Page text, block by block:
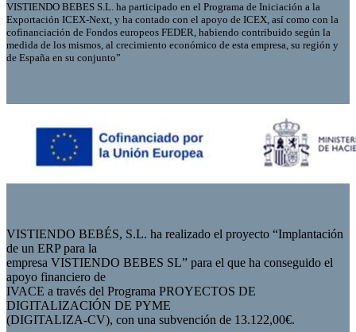
VISTIENDO BEBES S.L. ha participado en el Programa de Iniciación a la
Exportación ICEX-Next, y ha contado con el apoyo de ICEX, así como con la
cofinanciación de Fondos europeos FEDER, habiendo contribuido según la
medida de los mismos, al crecimiento económico de esta empresa, su región y
de España en su conjunto”
VISTIENDO BEBÉS, S.L. ha realizado el proyecto “Implantación
de un ERP para la
empresa VISTIENDO BEBES SL” para el que ha conseguido el
apoyo financiero de
IVACE a través del Programa PROYECTOS DE
DIGITALIZACIÓN DE PYME
(DIGITALIZA-CV), con una subvención de 13.122,00€.